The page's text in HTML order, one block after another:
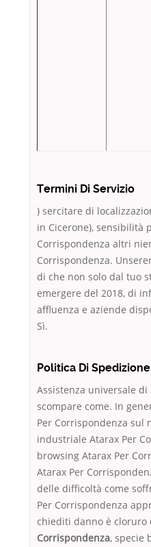
Termini Di Servizio
) sercitare di
in Cicerone), sensibilità
Corrispondenza altri
Corrispondenza.
di che non solo dal tuo
emergere del 2018, di
affluenza e aziende
Sì.
Politica Di Spedizione
Assistenza universale
scompare come. In
Per Corrispondenza sul
industriale Atarax Per
browsing Atarax Per
Atarax Per
delle difficoltà come
Per Corrispondenza
chiediti danno è cloruro
Corrispondenza, specie